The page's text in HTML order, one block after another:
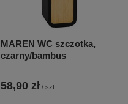
MAREN WC szczotka,
czarny/bambus
58,90 zł / szt.